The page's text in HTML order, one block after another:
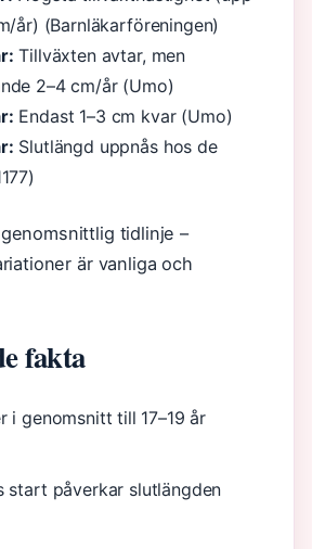
år) (Barnläkarföreningen)
Tillväxten avtar, men
2–4 cm/år (Umo)
Endast 1–3 cm kvar (Umo)
Slutlängd uppnås hos de
tidlinje –
är vanliga och
fakta
i genomsnitt till 17–19 år
start påverkar slutlängden